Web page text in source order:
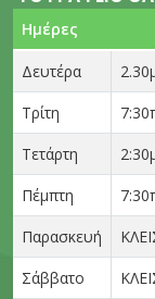
Ημέρες
Δευτέρα
Τρίτη
Τετάρτη
Πέμπτη
Παρασκευή
Σάββατο